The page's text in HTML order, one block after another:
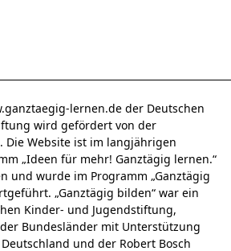
lernen.de der Deutschen
wird gefördert von der
Die Website ist im langjährigen
„Ideen für mehr! Ganztägig lernen.“
und wurde im Programm „Ganztägig
„Ganztägig bilden“ war ein
Kinder- und Jugendstiftung,
Bundesländer mit Unterstützung
und der Robert Bosch